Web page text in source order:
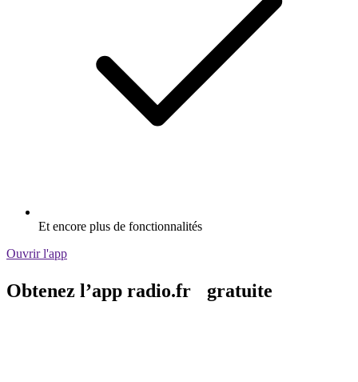
Et encore plus de fonctionnalités
Ouvrir l'app
Obtenez l’app radio.fr gratuite